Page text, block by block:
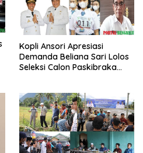
Kopli Ansori Apresiasi
Demanda Beliana Sari Lolos
Seleksi Calon Paskibraka